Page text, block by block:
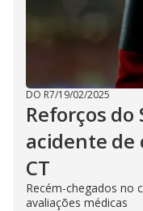
DO R7/19/02/2025
Reforços
acidente de
CT
Recém-chegados no
avaliações médicas